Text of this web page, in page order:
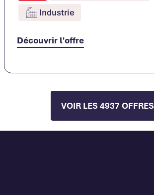
Industrie
Découvrir l'offre
VOIR LES 4937 OFFRES